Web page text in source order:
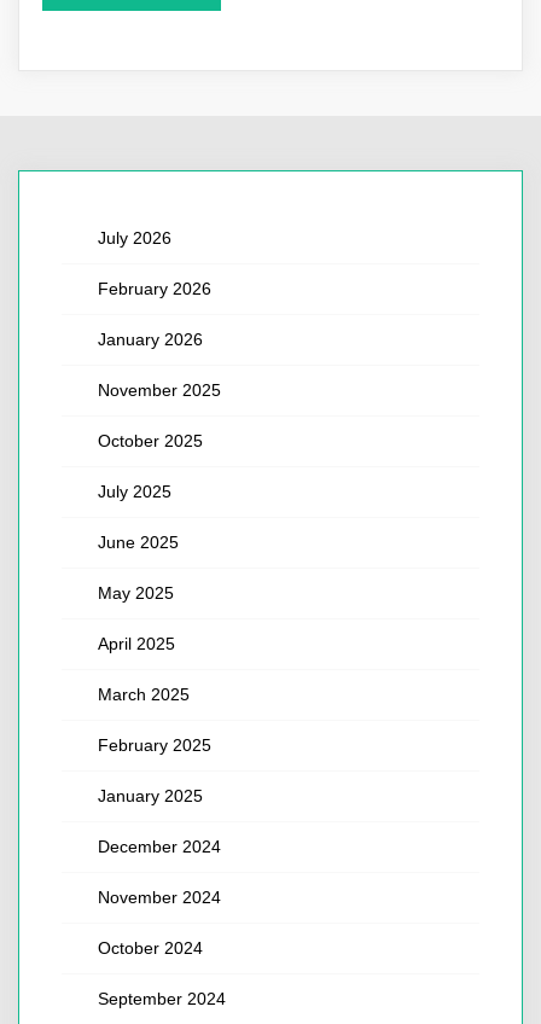
July 2026
February 2026
January 2026
November 2025
October 2025
July 2025
June 2025
May 2025
April 2025
March 2025
February 2025
January 2025
December 2024
November 2024
October 2024
September 2024